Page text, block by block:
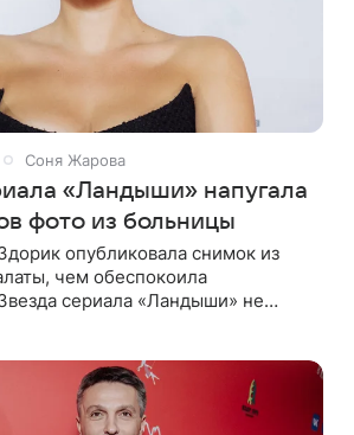
Соня Жарова
«Ландыши» напугала
фото из больницы
опубликовала снимок из
чем обеспокоила
сериала «Ландыши» не